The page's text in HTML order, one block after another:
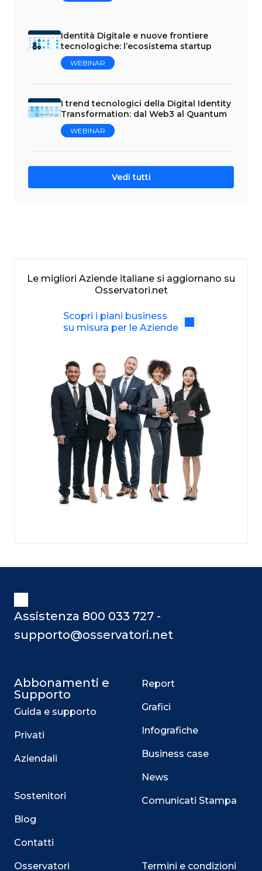
Identità Digitale e nuove frontiere
tecnologiche: l’ecosistema startup
WEBINAR
I trend tecnologici della Digital Identity
Transformation: dal Web3 al Quantum
WEBINAR
Vedi tutti
Le migliori Aziende italiane si aggiornano su
Osservatori.net
Scopri i piani business
su misura per le Aziende
Assistenza 800 033 727 -
supporto@osservatori.net
Abbonamenti e
Supporto
Guida e supporto
Privati
Aziendali
Sostenitori
Blog
Contatti
Osservatori
Report
Grafici
Infografiche
Business case
News
Comunicati Stampa
Termini e condizioni